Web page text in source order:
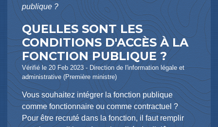
publique ?
QUELLES SONT LES
CONDITIONS D'ACCÈS À LA
FONCTION PUBLIQUE ?
Vérifié le 20 Feb 2023 - Direction de l'information légale et
administrative (Première ministre)
Vous souhaitez intégrer la fonction publique
comme fonctionnaire ou comme contractuel ?
Pour être recruté dans la fonction, il faut remplir